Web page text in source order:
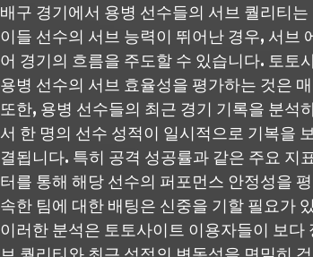
배구 경기에서 용병 선수들의 서브 퀄리티
이들 선수의 서브 능력이 뛰어난 경우, 서브
어 경기의 흐름을 주도할 수 있습니다. 토토
용병 선수의 서브 효율성을 평가하는 것은
또한, 용병 선수들의 최근 경기 기록을 분석
서 한 명의 선수 성적이 일시적으로 기복을
결됩니다. 특히 공격 성공률과 같은 주요 지
터를 통해 해당 선수의 퍼포먼스 안정성을
속한 팀에 대한 배팅은 신중을 기할 필요가
이러한 분석은 토토사이트 이용자들이 보